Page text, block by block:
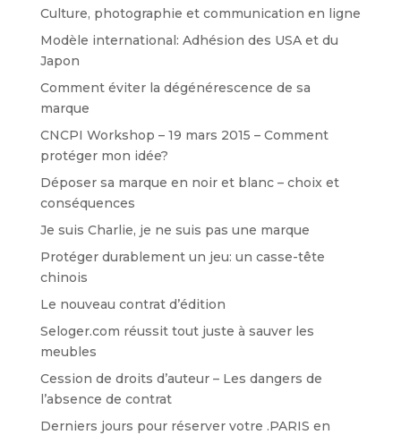
Culture, photographie et communication en ligne
Modèle international: Adhésion des USA et du
Japon
Comment éviter la dégénérescence de sa
marque
CNCPI Workshop – 19 mars 2015 – Comment
protéger mon idée?
Déposer sa marque en noir et blanc – choix et
conséquences
Je suis Charlie, je ne suis pas une marque
Protéger durablement un jeu: un casse-tête
chinois
Le nouveau contrat d’édition
Seloger.com réussit tout juste à sauver les
meubles
Cession de droits d’auteur – Les dangers de
l’absence de contrat
Derniers jours pour réserver votre .PARIS en